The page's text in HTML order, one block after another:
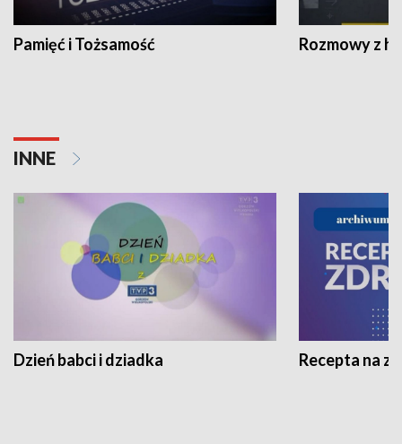
Pamięć i Tożsamość Rozmowy z
INNE
Dzień babci i dziadka Recepta na